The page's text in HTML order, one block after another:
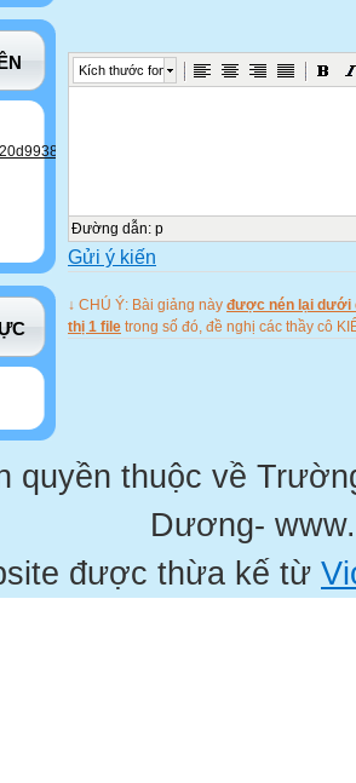
Kích thước font
Đường dẫn: p
Gửi ý kiến
↓ CHÚ Ý: Bài giảng này được nén lại dưới
thị 1 file trong số đó, đề nghị các thầy cô
quyền thuộc về
Dương-
được thừa kế từ